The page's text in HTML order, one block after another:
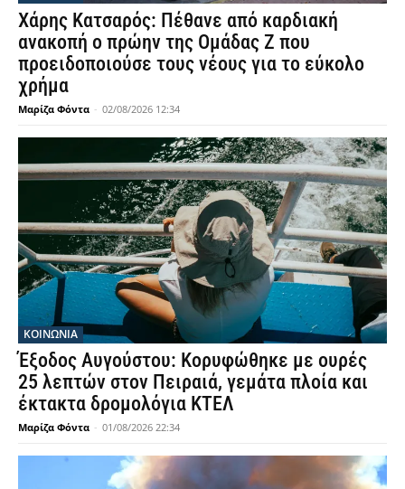
Χάρης Κατσαρός: Πέθανε από καρδιακή
ανακοπή ο πρώην της Ομάδας Ζ που
προειδοποιούσε τους νέους για το εύκολο
χρήμα
Μαρίζα Φόντα - 02/08/2026 12:34
ΚΟΙΝΩΝΙΑ
Έξοδος Αυγούστου: Κορυφώθηκε με ουρές
25 λεπτών στον Πειραιά, γεμάτα πλοία και
έκτακτα δρομολόγια ΚΤΕΛ
Μαρίζα Φόντα - 01/08/2026 22:34